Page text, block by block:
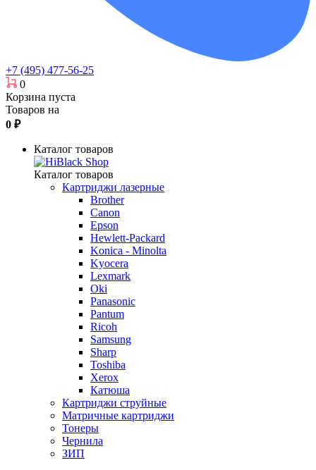
+7 (495) 477-56-25
0
Корзина пуста
Товаров на
0 ₽
Каталог товаров
Каталог товаров
Картриджи лазерные
Brother
Canon
Epson
Hewlett-Packard
Konica - Minolta
Kyocera
Lexmark
Oki
Panasonic
Pantum
Ricoh
Samsung
Sharp
Toshiba
Xerox
Катюша
Картриджи струйные
Матричные картриджи
Тонеры
Чернила
ЗИП